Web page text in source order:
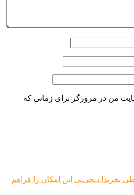
من در مرورگر برای زمانی که